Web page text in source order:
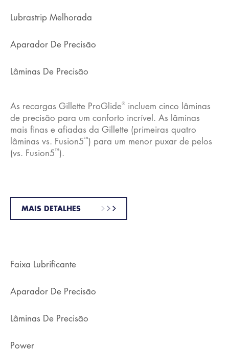
Lubrastrip Melhorada
Aparador De Precisão
Lâminas De Precisão
As recargas Gillette ProGlide® incluem cinco lâminas
de precisão para um conforto incrível. As lâminas
mais finas e afiadas da Gillette (primeiras quatro
lâminas vs. Fusion5™) para um menor puxar de pelos
(vs. Fusion5™).
MAIS DETALHES
Faixa Lubrificante
Aparador De Precisão
Lâminas De Precisão
Power